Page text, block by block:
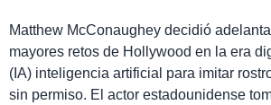
Matthew McConaughey decidió
mayores retos de Hollywood en la era
(IA) inteligencia artificial para imitar
sin permiso. El actor estadounidense